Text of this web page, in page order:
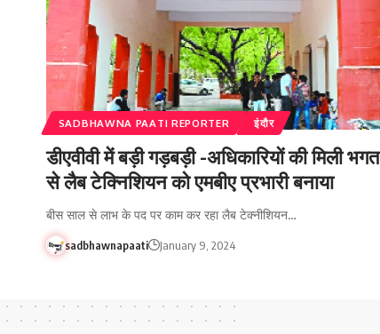
SADBHAWNA PAATI REPORTER इंदौर
डीएवीवी में बड़ी गड़बड़ी -अधिकारियों की मिली भगत
से लैब टेक्निशियन को एमबीए प्रभारी बनाया
बीस साल से लाभ के पद पर काम कर रहा लैब टेक्नीशियन…
sadbhawnapaati January 9, 2024